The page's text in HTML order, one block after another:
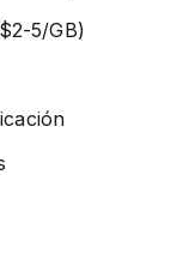
5/GB)